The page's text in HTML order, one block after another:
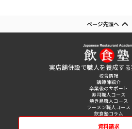
ページ先頭へ
実店舗併設で職人を養成す
校舎情報
講師陣紹介
卒業後のサポート
寿司職人コース
焼き鳥職人コース
ラーメン職人コース
飲食塾コラム
資料請求